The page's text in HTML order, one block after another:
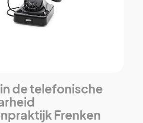
de telefonische
Frenken